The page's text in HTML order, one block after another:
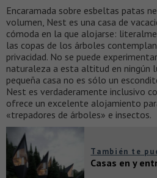
Encaramada sobre esbeltas patas
volumen, Nest es una casa de
cómoda en la que alojarse:
las copas de los árboles
privacidad. No se puede
naturaleza a esta altitud en ningún
pequeña casa no es sólo un
Nest es verdaderamente inclusivo
ofrece un excelente alojamiento
«trepadores de árboles» e insectos.
También te
Casas en y